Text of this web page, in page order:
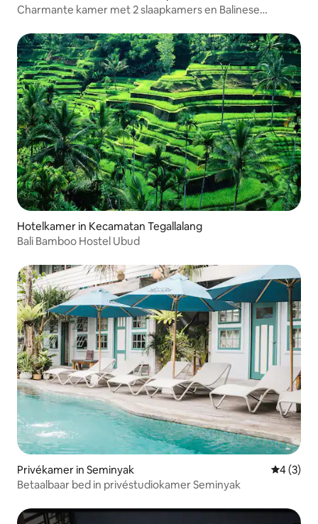
Charmante kamer met 2 slaapkamers en Balinese
Hotelkamer in Kecamatan Tegallalang
Bali Bamboo Hostel Ubud
Privékamer in Seminyak
4 (3)
Betaalbaar bed in privéstudiokamer Seminyak